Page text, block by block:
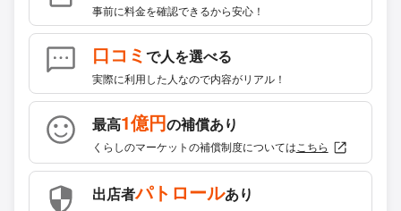
事前に料金を確認できるから安心！
口コミで人を選べる
実際に利用した人なので内容がリアル！
最高1億円の補償あり
くらしのマーケットの補償制度については こちら
出店者パトロールあり